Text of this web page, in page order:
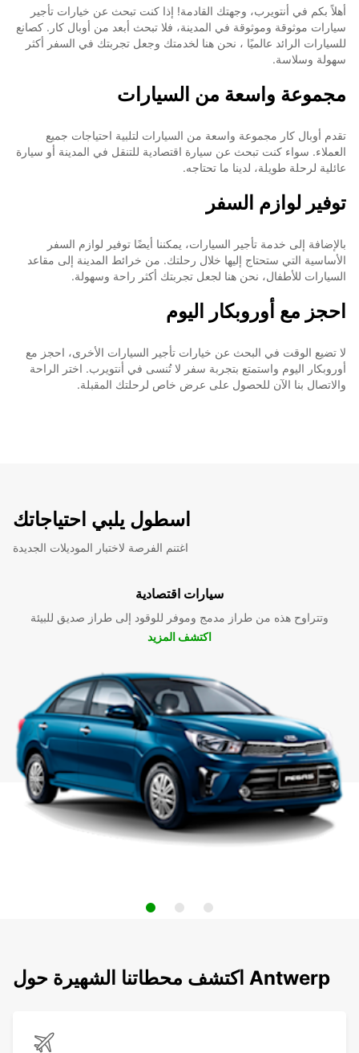
أهلاً بكم في أنتويرب، وجهتك القادمة! إذا كنت تبحث عن خيارات تأجير
سيارات موثوقة وموثوقة في المدينة، فلا تبحث أبعد من أوبال كار. كصانع
للسيارات الرائد عالميًا ، نحن هنا لخدمتك وجعل تجربتك في السفر أكثر
سهولة وسلاسة.
مجموعة واسعة من السيارات
تقدم أوبال كار مجموعة واسعة من السيارات لتلبية احتياجات جميع
العملاء. سواء كنت تبحث عن سيارة اقتصادية للتنقل في المدينة أو سيارة
عائلية لرحلة طويلة، لدينا ما تحتاجه.
توفير لوازم السفر
بالإضافة إلى خدمة تأجير السيارات، يمكننا أيضًا توفير لوازم السفر
الأساسية التي ستحتاج إليها خلال رحلتك. من خرائط المدينة إلى مقاعد
السيارات للأطفال، نحن هنا لجعل تجربتك أكثر راحة وسهولة.
احجز مع أوروبكار اليوم
لا تضيع الوقت في البحث عن خيارات تأجير السيارات الأخرى، احجز مع
أوروبكار اليوم واستمتع بتجربة سفر لا تُنسى في أنتويرب. اختر الراحة
والاتصال بنا الآن للحصول على عرض خاص لرحلتك المقبلة.
اسطول يلبي احتياجاتك
اغتنم الفرصة لاختبار الموديلات الجديدة
سيارات اقتصادية
وتتراوح هذه من طراز مدمج وموفر للوقود إلى طراز صديق للبيئة
اكتشف المزيد
اكتشف محطاتنا الشهيرة حول Antwerp